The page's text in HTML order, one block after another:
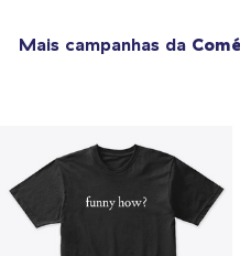
Mais campanhas da